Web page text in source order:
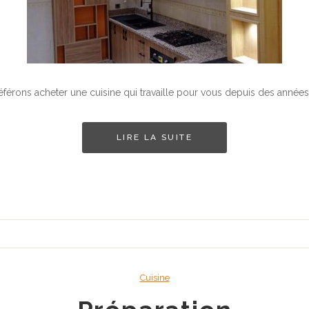
acheter une cuisine qui travaille pour vous depuis des
LIRE LA SUITE
Cuisine